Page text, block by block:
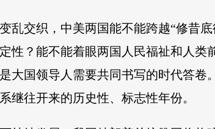
乱交织，中美两国能不能跨越“修昔
性？能不能着眼两国人民福祉和人类
大国领导人需要共同书写的时代答卷
继往开来的历史性、标志性年份。